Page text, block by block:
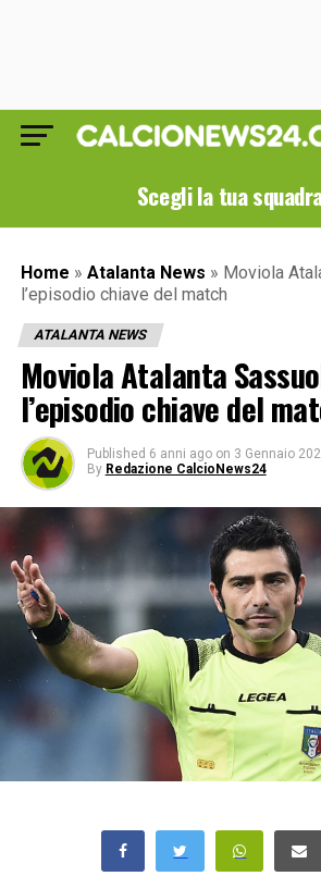
Scegli la tua
Home » Atalanta News » Moviola
l’episodio chiave del match
ATALANTA NEWS
Moviola Atalanta
l’episodio chiave del
Published 6 anni ago on 3 Gennaio
By Redazione CalcioNews24